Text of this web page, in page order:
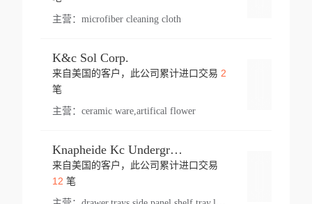
主营： microfiber cleaning cloth
K&c Sol Corp.
来自美国的客户，此公司累计进口交易 2
笔
主营： ceramic ware,artifical flower
Knapheide Kc Underground
来自美国的客户，此公司累计进口交易
12 笔